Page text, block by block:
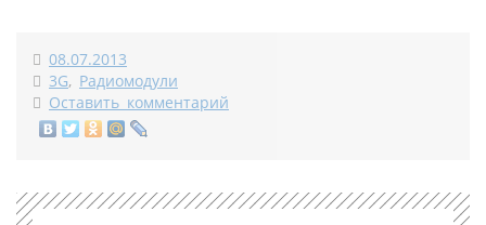
08.07.2013
3G, Радиомодули
Оставить комментарий